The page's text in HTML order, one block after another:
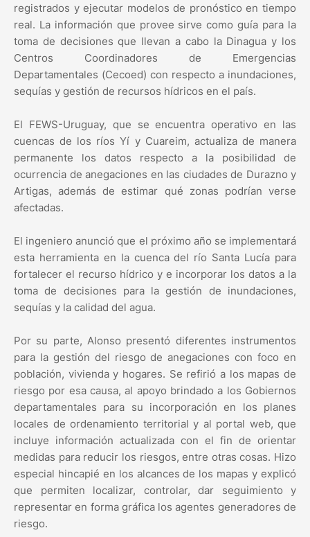
registrados y ejecutar modelos de pronóstico en tiempo
real. La información que provee sirve como guía para la
toma de decisiones que llevan a cabo la Dinagua y los
Centros Coordinadores de Emergencias
Departamentales (Cecoed) con respecto a inundaciones,
sequías y gestión de recursos hídricos en el país.
El FEWS-Uruguay, que se encuentra operativo en las
cuencas de los ríos Yí y Cuareim, actualiza de manera
permanente los datos respecto a la posibilidad de
ocurrencia de anegaciones en las ciudades de Durazno y
Artigas, además de estimar qué zonas podrían verse
afectadas.
El ingeniero anunció que el próximo año se implementará
esta herramienta en la cuenca del río Santa Lucía para
fortalecer el recurso hídrico y e incorporar los datos a la
toma de decisiones para la gestión de inundaciones,
sequías y la calidad del agua.
Por su parte, Alonso presentó diferentes instrumentos
para la gestión del riesgo de anegaciones con foco en
población, vivienda y hogares. Se refirió a los mapas de
riesgo por esa causa, al apoyo brindado a los Gobiernos
departamentales para su incorporación en los planes
locales de ordenamiento territorial y al portal web, que
incluye información actualizada con el fin de orientar
medidas para reducir los riesgos, entre otras cosas. Hizo
especial hincapié en los alcances de los mapas y explicó
que permiten localizar, controlar, dar seguimiento y
representar en forma gráfica los agentes generadores de
riesgo.